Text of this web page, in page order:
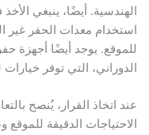
أيضًا، ينبغي الأخذ في
معدات الحفر غير
يوجد أيضًا أجهزة حفر
التي توفر خيارات
القرار، يُنصح بالتعاون
الدقيقة للموقع